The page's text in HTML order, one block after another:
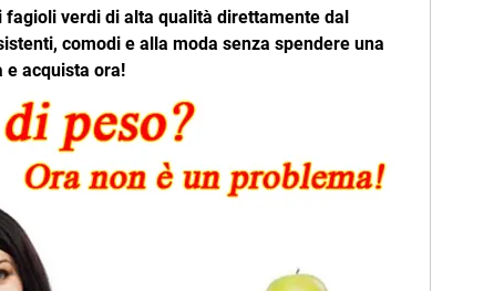
verdi di alta qualità direttamente dal
comodi e alla moda senza spendere una
e acquista ora!